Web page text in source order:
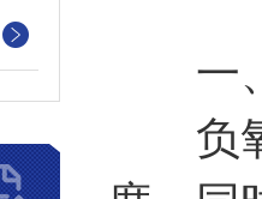
一
负氧